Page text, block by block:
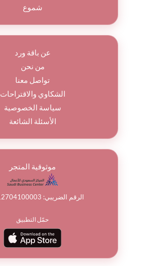
شموع
عن باقة ورد
من نحن
تواصل معنا
الشكاوي والاقتراحات
سياسة الخصوصية
الأسئلة الشائعة
موثوقية المتجر
الرقم الضريبي: 300112704100003
حمّل التطبيق